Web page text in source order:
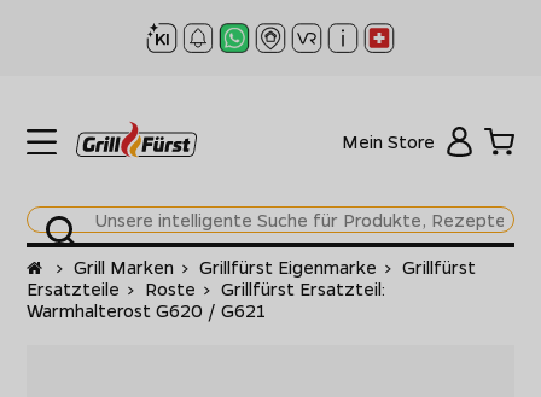
Mein Store
Startseite
> Grill Marken > Grillfürst Eigenmarke > Grillfürst
Ersatzteile > Roste > Grillfürst Ersatzteil:
Warmhalterost G620 / G621